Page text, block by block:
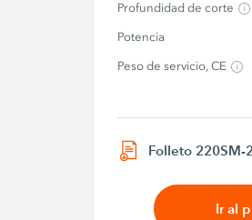
Profundidad de corte
Potencia
Peso de servicio, CE
Folleto 220SM-
Ir al